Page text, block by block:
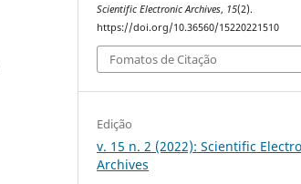
Scientific Electronic Archives, 15(2).
https://doi.org/10.36560/15220221510
Fomatos de Citação
Edição
v. 15 n. 2 (2022): Scientific
Archives